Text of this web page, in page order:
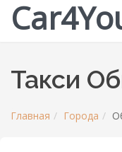
Такси
Главная Города